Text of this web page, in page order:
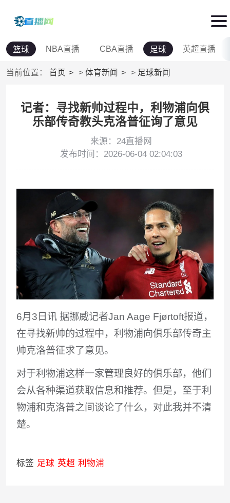
篮球 NBA直播 CBA直播 足球 英超直播
当前位置： 首页 > 体育新闻 > 足球新闻
记者：寻找新帅过程中，利物浦向俱
乐部传奇教头克洛普征询了意见
来源：24直播网
发布时间：2026-06-04 02:04:03
6月3日讯 据挪威记者Jan Aage Fjørtoft报道，
在寻找新帅的过程中，利物浦向俱乐部传奇主
帅克洛普征求了意见。
对于利物浦这样一家管理良好的俱乐部，他们
会从各种渠道获取信息和推荐。但是，至于利
物浦和克洛普之间谈论了什么，对此我并不清
楚。
标签 足球 英超 利物浦